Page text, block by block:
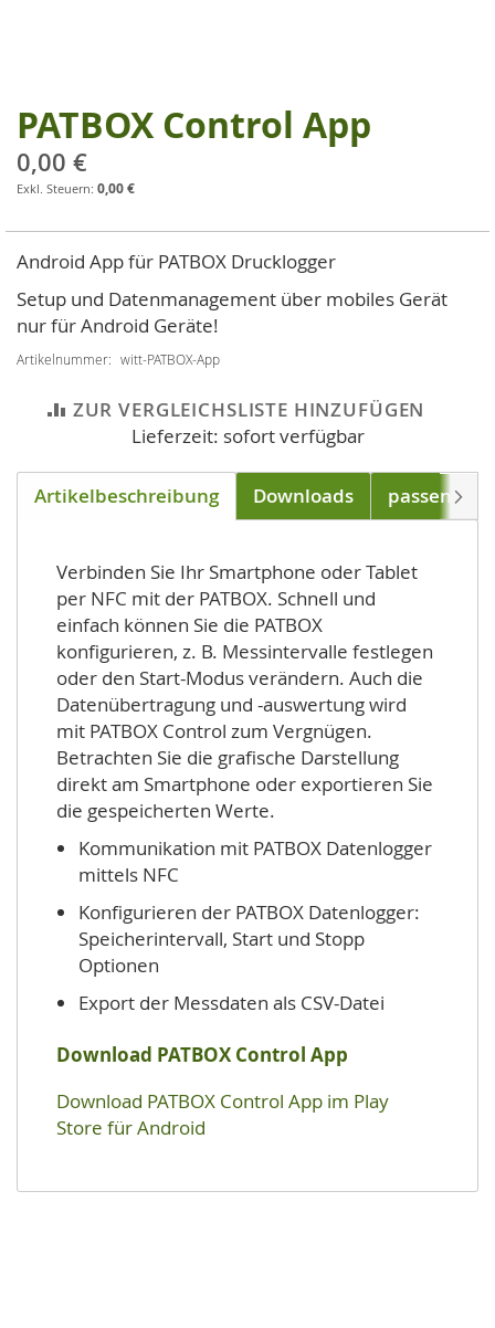
Zum
Anfang
der
Bildgalerie
PATBOX Control App
0,00 €
0,00 €
Android App für PATBOX Drucklogger
Setup und Datenmanagement über mobiles Gerät
nur für Android Geräte!
Artikelnummer witt-PATBOX-App
ZUR VERGLEICHSLISTE HINZUFÜGEN
Lieferzeit: sofort verfügbar
Artikelbeschreibung Downloads passend für
Verbinden Sie Ihr Smartphone oder Tablet
per NFC mit der PATBOX. Schnell und
einfach können Sie die PATBOX
konfigurieren, z. B. Messintervalle festlegen
oder den Start-Modus verändern. Auch die
Datenübertragung und -auswertung wird
mit PATBOX Control zum Vergnügen.
Betrachten Sie die grafische Darstellung
direkt am Smartphone oder exportieren Sie
die gespeicherten Werte.
Kommunikation mit PATBOX Datenlogger
mittels NFC
Konfigurieren der PATBOX Datenlogger:
Speicherintervall, Start und Stopp
Optionen
Export der Messdaten als CSV-Datei
Download PATBOX Control App
Download PATBOX Control App im Play
Store für Android